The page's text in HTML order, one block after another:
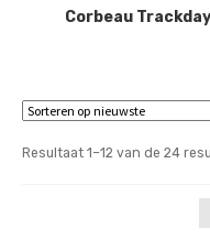
Corbeau
Resultaat 1–12 van de 24